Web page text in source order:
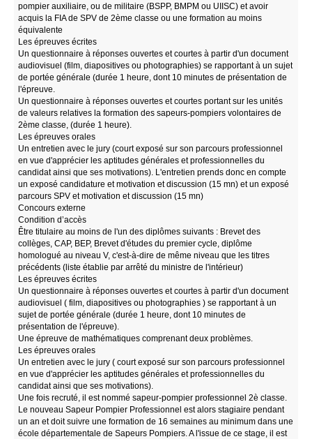
pompier auxiliaire, ou de militaire (BSPP, BMPM ou UIISC) et avoir
acquis la FIA de SPV de 2ème classe ou une formation au moins
équivalente
Les épreuves écrites
Un questionnaire à réponses ouvertes et courtes à partir d'un document
audiovisuel (film, diapositives ou photographies) se rapportant à un sujet
de portée générale (durée 1 heure, dont 10 minutes de présentation de
l'épreuve.
Un questionnaire à réponses ouvertes et courtes portant sur les unités
de valeurs relatives la formation des sapeurs-pompiers volontaires de
2ème classe, (durée 1 heure).
Les épreuves orales
Un entretien avec le jury (court exposé sur son parcours professionnel
en vue d'apprécier les aptitudes générales et professionnelles du
candidat ainsi que ses motivations). L'entretien prends donc en compte
un exposé candidature et motivation et discussion (15 mn) et un exposé
parcours SPV et motivation et discussion (15 mn)
Concours externe
Condition d’accès
Être titulaire au moins de l'un des diplômes suivants : Brevet des
collèges, CAP, BEP, Brevet d'études du premier cycle, diplôme
homologué au niveau V, c'est-à-dire de même niveau que les titres
précédents (liste établie par arrêté du ministre de l'intérieur)
Les épreuves écrites
Un questionnaire à réponses ouvertes et courtes à partir d'un document
audiovisuel ( film, diapositives ou photographies ) se rapportant à un
sujet de portée générale (durée 1 heure, dont 10 minutes de
présentation de l'épreuve).
Une épreuve de mathématiques comprenant deux problèmes.
Les épreuves orales
Un entretien avec le jury ( court exposé sur son parcours professionnel
en vue d'apprécier les aptitudes générales et professionnelles du
candidat ainsi que ses motivations).
Une fois recruté, il est nommé sapeur-pompier professionnel 2è classe.
Le nouveau Sapeur Pompier Professionnel est alors stagiaire pendant
un an et doit suivre une formation de 16 semaines au minimum dans une
école départementale de Sapeurs Pompiers. A l'issue de ce stage, il est